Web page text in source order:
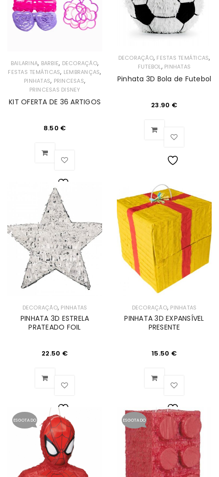
BAILARINA, BARBIE, DECORAÇÃO,
FESTAS TEMÁTICAS, LEMBRANÇAS,
PINHATAS, PRINCESAS,
PRINCESAS DISNEY
KIT OFERTA DE 36 ARTIGOS
8.50 €
Lista
de
Desejos
DECORAÇÃO, FESTAS TEMÁTICAS,
FUTEBOL, PINHATAS
Pinhata 3D Bola de Futebol
23.90 €
de
Desejos
DECORAÇÃO, PINHATAS
PINHATA 3D ESTRELA
PRATEADO FOIL
22.50 €
Lista
de
Desejos
DECORAÇÃO, PINHATAS
PINHATA 3D EXPANSÍVEL
PRESENTE
15.50 €
Lista
de
Desejos
ESGOTADO ESGOTADO